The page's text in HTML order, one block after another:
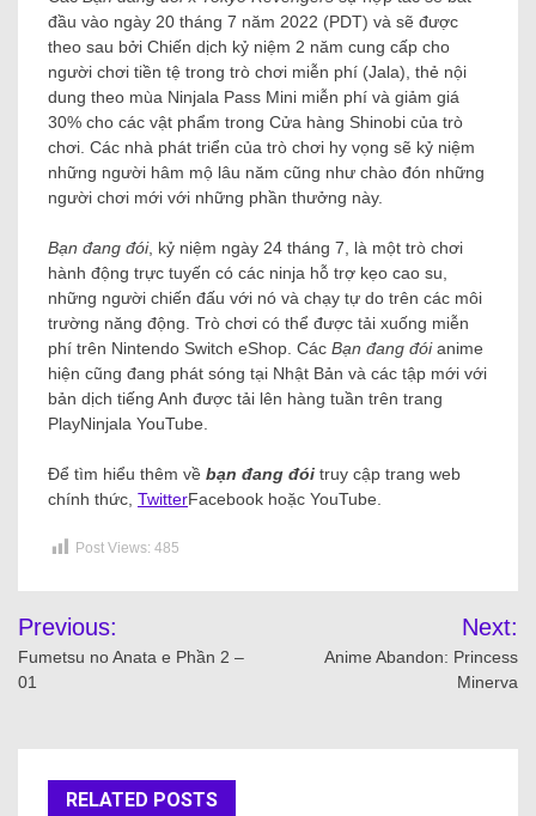
đầu vào ngày 20 tháng 7 năm 2022 (PDT) và sẽ được
theo sau bởi Chiến dịch kỷ niệm 2 năm cung cấp cho
người chơi tiền tệ trong trò chơi miễn phí (Jala), thẻ nội
dung theo mùa Ninjala Pass Mini miễn phí và giảm giá
30% cho các vật phẩm trong Cửa hàng Shinobi của trò
chơi. Các nhà phát triển của trò chơi hy vọng sẽ kỷ niệm
những người hâm mộ lâu năm cũng như chào đón những
người chơi mới với những phần thưởng này.
Bạn đang đói, kỷ niệm ngày 24 tháng 7, là một trò chơi
hành động trực tuyến có các ninja hỗ trợ kẹo cao su,
những người chiến đấu với nó và chạy tự do trên các môi
trường năng động. Trò chơi có thể được tải xuống miễn
phí trên Nintendo Switch eShop. Các Bạn đang đóianime
hiện cũng đang phát sóng tại Nhật Bản và các tập mới với
bản dịch tiếng Anh được tải lên hàng tuần trên trang
PlayNinjala YouTube.
Để tìm hiểu thêm về bạn đang đói truy cập trang web
chính thức, TwitterFacebook hoặc YouTube.
Post Views: 485
Previous:
Fumetsu no Anata e Phần 2 –
01
Next:
Anime Abandon: Princess
Minerva
RELATED POSTS